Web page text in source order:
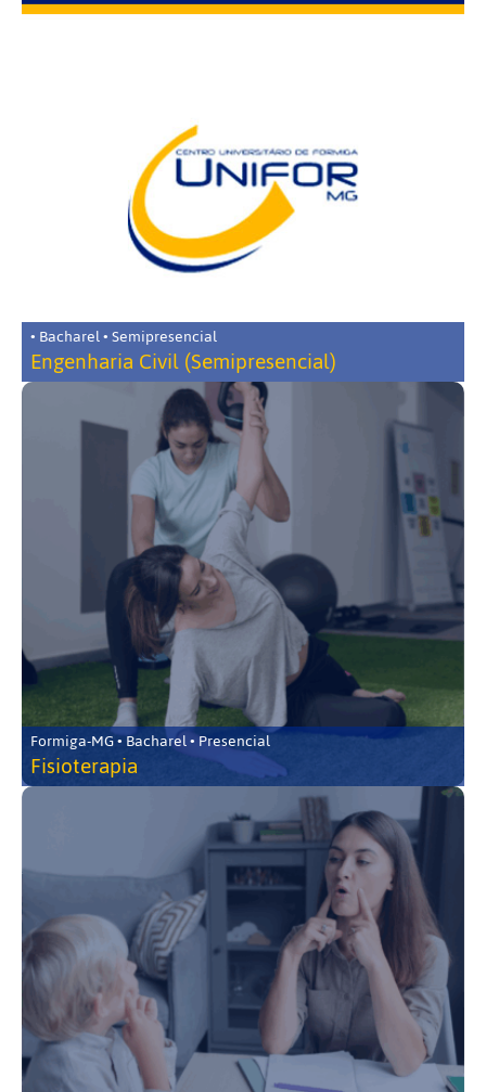
• Bacharel • Semipresencial
Engenharia Civil (Semipresencial)
Formiga-MG • Bacharel • Presencial
Fisioterapia